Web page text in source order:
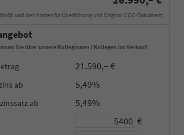
und den Kosten für Überführung und Original COC-Dokument
Sie über unsere Kolleginnen / Kollegen im Verkauf
21.590,– €
5,49%
5,49%
€